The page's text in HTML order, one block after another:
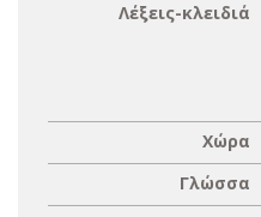
Λέξεις-κλειδιά
Χώρα
Γλώσσα